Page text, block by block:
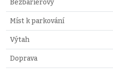
Bezbariérový
Míst k parkování
Výtah
Doprava